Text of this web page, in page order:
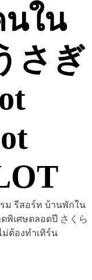
นใน
さぎ
รม รีสอร์ท บ้านพักใน
พิเศษตลอดปี さくら
ม่ต้องทำเทิร์น